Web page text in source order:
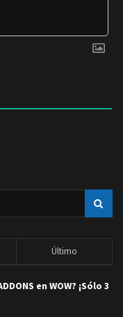
Último
en WOW? ¡Sólo 3